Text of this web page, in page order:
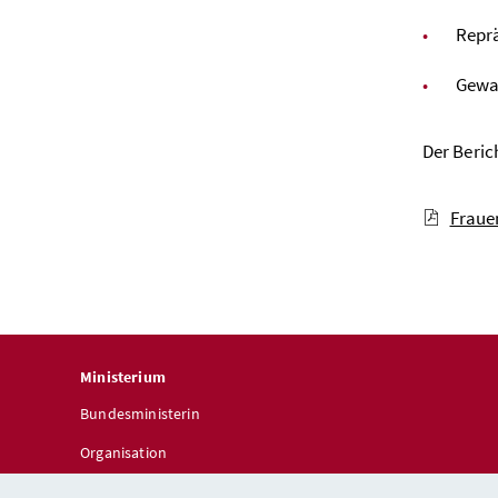
Der
Ministerium
Bundesministerin
Organisation